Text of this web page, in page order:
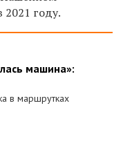
2021 году.
машина»:
в маршрутках